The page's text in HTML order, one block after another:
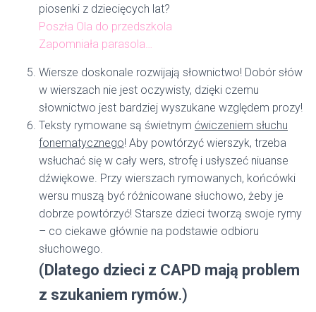
piosenki z dziecięcych lat?
Poszła Ola do przedszkola
Zapomniała parasola…
Wiersze doskonale rozwijają słownictwo! Dobór słów
w wierszach nie jest oczywisty, dzięki czemu
słownictwo jest bardziej wyszukane względem prozy!
Teksty rymowane są świetnym ćwiczeniem słuchu
fonematycznego! Aby powtórzyć wierszyk, trzeba
wsłuchać się w cały wers, strofę i usłyszeć niuanse
dźwiękowe. Przy wierszach rymowanych, końcówki
wersu muszą być różnicowane słuchowo, żeby je
dobrze powtórzyć! Starsze dzieci tworzą swoje rymy
– co ciekawe głównie na podstawie odbioru
słuchowego.
(Dlatego dzieci z CAPD mają problem
z szukaniem rymów.)